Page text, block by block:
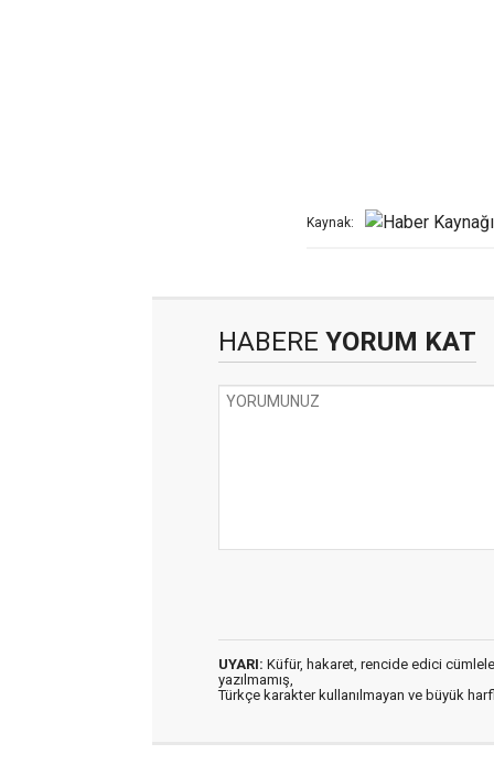
Kaynak:
HABERE YORUM KAT
UYARI: Küfür, hakaret, rencide edici
yazılmamış,
Türkçe karakter kullanılmayan ve büyük